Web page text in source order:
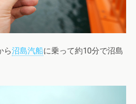
ら沼島汽船に乗って約10分で沼島